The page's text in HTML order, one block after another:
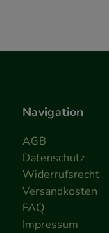
Navigation
AGB
Datenschutz
Widerrufsrecht
Versandkosten
FAQ
Impressum